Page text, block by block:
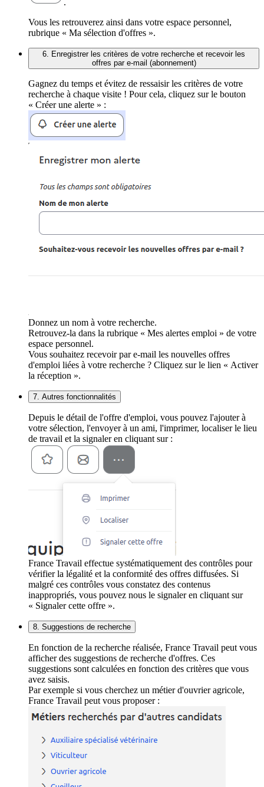
.
Vous les retrouverez ainsi dans votre espace personnel,
rubrique « Ma sélection d'offres ».
6. Enregistrer les critères de votre recherche et recevoir les
offres par e-mail (abonnement)
Gagnez du temps et évitez de ressaisir les critères de votre
recherche à chaque visite ! Pour cela, cliquez sur le bouton
« Créer une alerte » :
Donnez un nom à votre recherche.
Retrouvez-la dans la rubrique « Mes alertes emploi » de votre
espace personnel.
Vous souhaitez recevoir par e-mail les nouvelles offres
d'emploi liées à votre recherche ? Cliquez sur le lien « Activer
la réception ».
7. Autres fonctionnalités
Depuis le détail de l'offre d'emploi, vous pouvez l'ajouter à
votre sélection, l'envoyer à un ami, l'imprimer, localiser le lieu
de travail et la signaler en cliquant sur :
France Travail effectue systématiquement des contrôles pour
vérifier la légalité et la conformité des offres diffusées. Si
malgré ces contrôles vous constatez des contenus
inappropriés, vous pouvez nous le signaler en cliquant sur
« Signaler cette offre ».
8. Suggestions de recherche
En fonction de la recherche réalisée, France Travail peut vous
afficher des suggestions de recherche d'offres. Ces
suggestions sont calculées en fonction des critères que vous
avez saisis.
Par exemple si vous cherchez un métier d'ouvrier agricole,
France Travail peut vous proposer :